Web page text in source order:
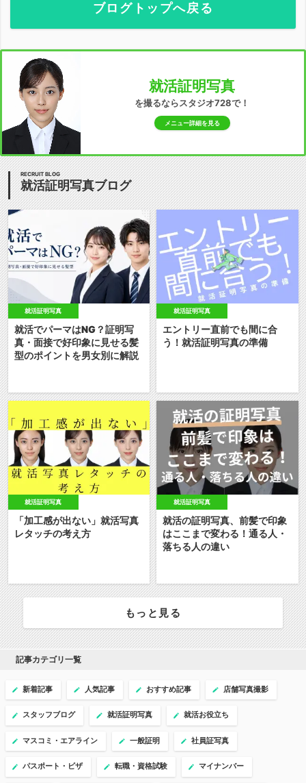
ブログトップへ戻る
就活証明写真
を撮るならスタジオ728で！
メニュー詳細を見る
RECRUIT BLOG
就活証明写真ブログ
就活証明写真
就活でパーマはNG？証明写
真・面接で好印象に見せる髪
型のポイントを男女別に解説
就活証明写真
エントリー直前でも間に合
う！就活証明写真の準備
就活証明写真
「加工感が出ない」就活写真
レタッチの考え方
就活証明写真
就活の証明写真、前髪で印象
はここまで変わる！通る人・
落ちる人の違い
もっと見る
記事カテゴリ一覧
新着記事 人気記事 おすすめ記事 店舗写真撮影
スタッフブログ 就活証明写真 就活お役立ち
マスコミ・エアライン 一般証明 社員証写真
パスポート・ビザ 転職・資格試験 マイナンバー